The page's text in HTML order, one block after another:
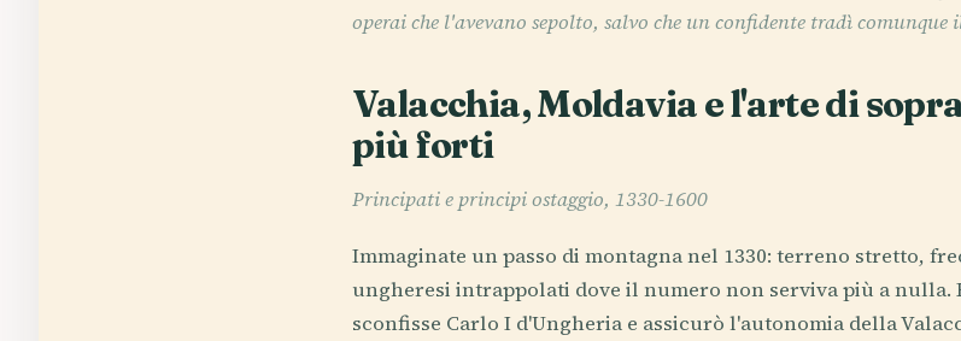
operai che l'avevano sepolto, salvo che un confidente tradì comunque
Valacchia, Moldavia e l'arte di
più forti
Principati e principi ostaggio, 1330-1600
Immaginate un passo di montagna nel 1330: terreno stretto,
ungheresi intrappolati dove il numero non serviva più a nulla.
sconfisse Carlo I d'Ungheria e assicurò l'autonomia della